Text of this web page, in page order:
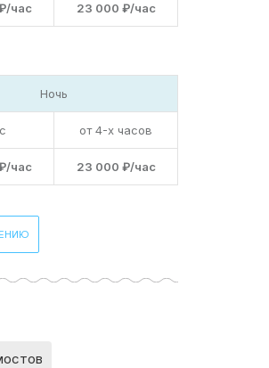
час 23 000 ₽/час
Ночь
от 4-х часов
час 23 000 ₽/час